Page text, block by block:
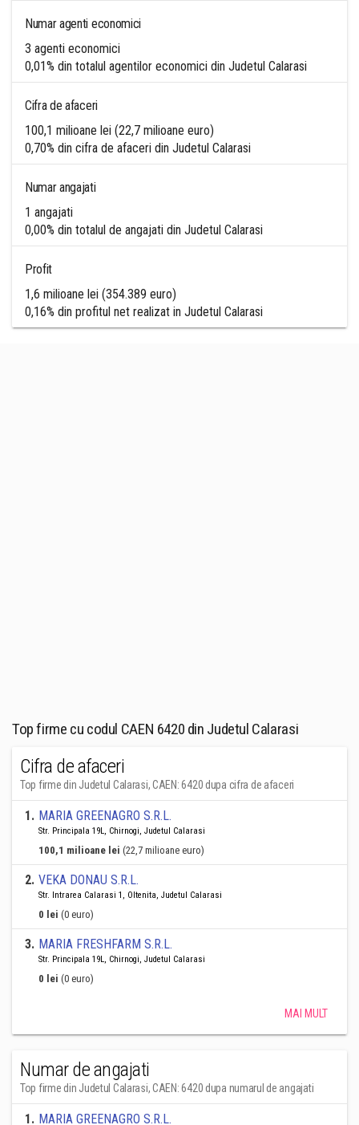
Numar agenti economici
3 agenti economici
0,01% din totalul agentilor economici din Judetul Calarasi
Cifra de afaceri
100,1 milioane lei (22,7 milioane euro)
0,70% din cifra de afaceri din Judetul Calarasi
Numar angajati
1 angajati
0,00% din totalul de angajati din Judetul Calarasi
Profit
1,6 milioane lei (354.389 euro)
0,16% din profitul net realizat in Judetul Calarasi
Top firme cu codul CAEN 6420 din Judetul Calarasi
Cifra de afaceri
Top firme din Judetul Calarasi, CAEN: 6420 dupa cifra de afaceri
1. MARIA GREENAGRO S.R.L.
Str. Principala 19L, Chirnogi, Judetul Calarasi
100,1 milioane lei (22,7 milioane euro)
2. VEKA DONAU S.R.L.
Str. Intrarea Calarasi 1, Oltenita, Judetul Calarasi
0 lei (0 euro)
3. MARIA FRESHFARM S.R.L.
Str. Principala 19L, Chirnogi, Judetul Calarasi
0 lei (0 euro)
MAI MULT
Numar de angajati
Top firme din Judetul Calarasi, CAEN: 6420 dupa numarul de angajati
1. MARIA GREENAGRO S.R.L.